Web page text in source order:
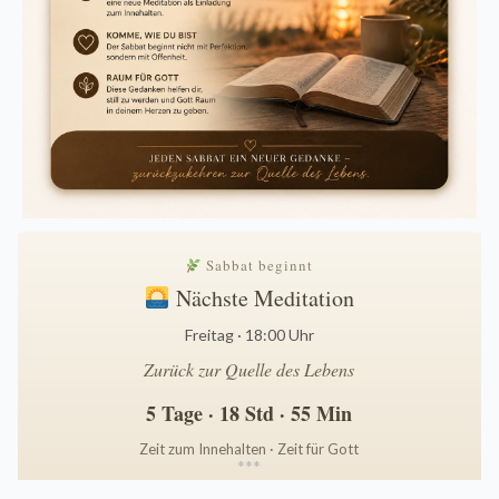
Sabbat beginnt
Nächste Meditation
Freitag · 18:00 Uhr
Zurück zur Quelle des Lebens
5 Tage · 18 Std · 55 Min
Zeit zum Innehalten · Zeit für Gott
***